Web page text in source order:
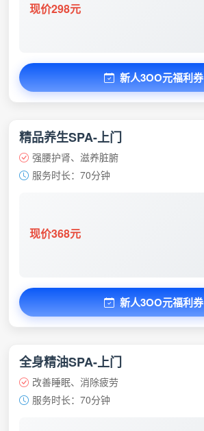
现价298元
新人3OO元福利券
精品养生SPA-上门
强腰护肾、滋养脏腑
服务时长：70分钟
现价368元
新人3OO元福利券
全身精油SPA-上门
改善睡眠、消除疲劳
服务时长：70分钟